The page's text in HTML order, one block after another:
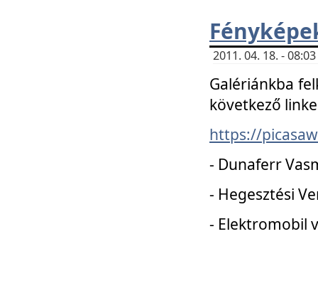
2011. 04. 18. -
Galériánkba
következő
https://
- Dunaferr
- Hegesztési
- Elektromobil